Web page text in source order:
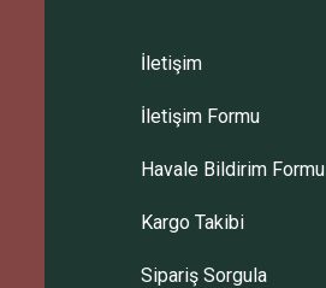
İletişim
İletişim Formu
Havale Bildirim Formu
Kargo Takibi
Sipariş Sorgula